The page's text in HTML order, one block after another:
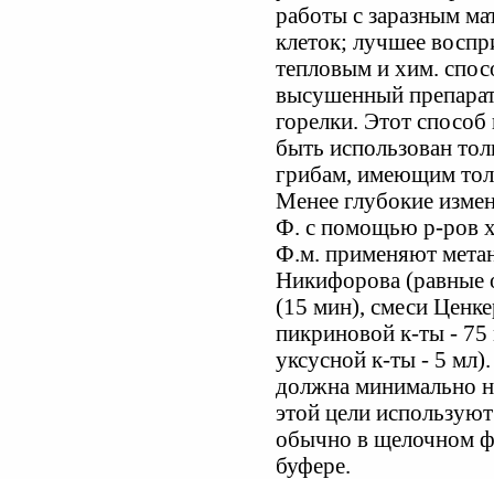
работы с заразным
клеток; лучшее
тепловым и хим.
высушенный
горелки. Этот
быть использован
грибам, имеющим
Менее глубокие
Ф. с помощью р-ров
Ф.м. применяют
Никифорова (равные
(15 мин), смеси
пикриновой к-ты -
уксусной к-ты - 5
должна минимально
этой цели
обычно в щелочном
буфере.